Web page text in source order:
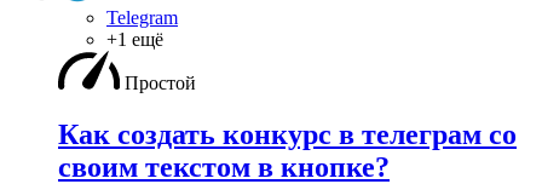
Telegram
+1 ещё
Простой
Как создать конкурс в телеграм со
своим текстом в кнопке?